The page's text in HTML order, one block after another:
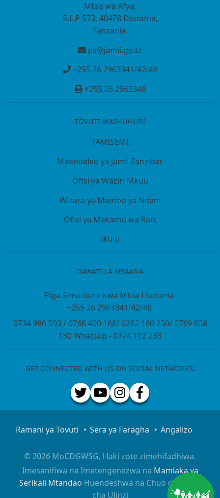
Mtaa wa Afya,
S.L.P 573, 40478 Dodoma,
Tanzania.
ps@jamii.go.tz
+255 26 2963341/42/46
+255 26 2963348
TOVUTI MASHUHURI
TAMISEMI
Maendeleo ya Jamii Zanzibar
Ofisi ya Waziri Mkuu
Wizara ya Mambo ya Ndani
Ofisi ya Makamu wa Rais
Ikulu
DAWATI LA MSAADA
Piga Simu bure kwa Mtoa Huduma
+255 26 2963341/42/46
0734 986 503 / 0766 400 168/ 0262 160 250/ 0769 608
130 Whatsup - 0774 112 233
GET CONNECTED WITH US ON SOCIAL NETWORKS:
Ramani ya Tovuti Sera ya Faragha Angalizo
© 2026 MoCDGWSG, Haki zote zimehifadhiwa.
Imesanifiwa na Imetengenezwa na Mamlaka ya
Serikali Mtandao Huendeshwa na Chuo cha Taifa
cha Ulinzi